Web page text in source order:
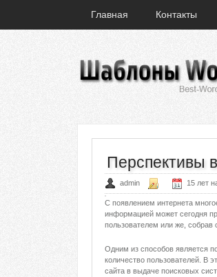
Главная Контакты
Перспективы
admin 15 лет
С появлением интернета
информацией может сегодня
пользователем или же, собрав
Одним из способов является
количество пользователей. В
сайта в выдаче поисковых